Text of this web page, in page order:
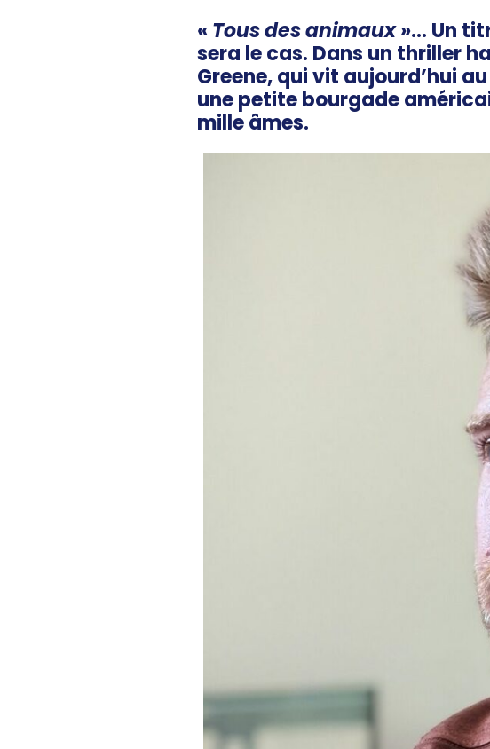
« Tous des animaux»… Un
sera le cas. Dans un thriller
Greene, qui vit aujourd’hui
une petite bourgade
mille âmes.